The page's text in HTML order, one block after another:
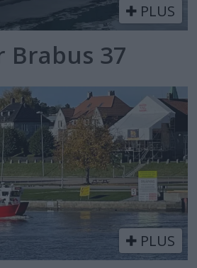
PLUS
Brabus 37
PLUS